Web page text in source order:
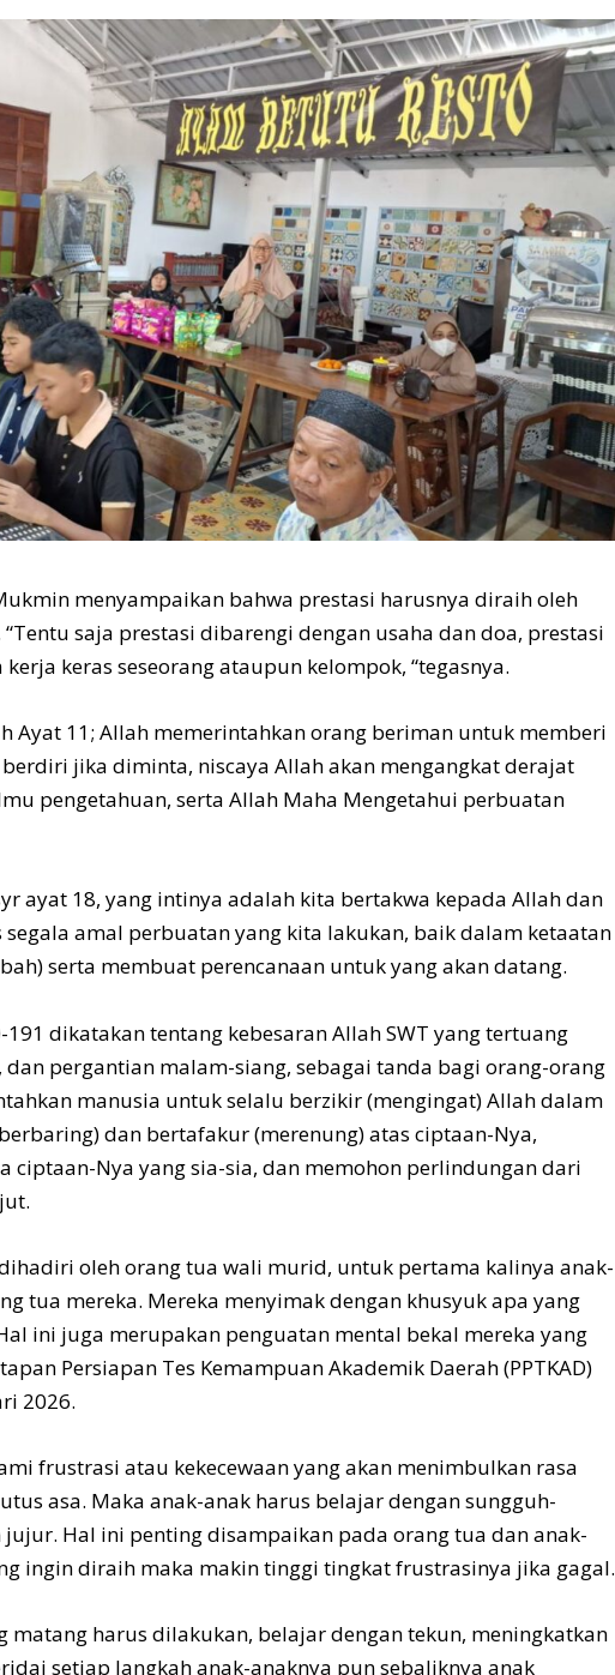
menyampaikan bahwa prestasi harusnya diraih oleh
saja prestasi dibarengi dengan usaha dan doa, prestasi
keras seseorang ataupun kelompok, “tegasnya.
Ayat 11; Allah memerintahkan orang beriman untuk memberi
jika diminta, niscaya Allah akan mengangkat derajat
pengetahuan, serta Allah Maha Mengetahui perbuatan
ayat 18, yang intinya adalah kita bertakwa kepada Allah dan
amal perbuatan yang kita lakukan, baik dalam ketaatan
serta membuat perencanaan untuk yang akan datang.
dikatakan tentang kebesaran Allah SWT yang tertuang
pergantian malam-siang, sebagai tanda bagi orang-orang
manusia untuk selalu berzikir (mengingat) Allah dalam
dan bertafakur (merenung) atas ciptaan-Nya,
ciptaan-Nya yang sia-sia, dan memohon perlindungan dari
oleh orang tua wali murid, untuk pertama kalinya anak-
tua mereka. Mereka menyimak dengan khusyuk apa yang
ini juga merupakan penguatan mental bekal mereka yang
Persiapan Tes Kemampuan Akademik Daerah (PPTKAD)
2026.
frustrasi atau kekecewaan yang akan menimbulkan rasa
asa. Maka anak-anak harus belajar dengan sungguh-
Hal ini penting disampaikan pada orang tua dan anak-
ingin diraih maka makin tinggi tingkat frustrasinya jika gagal.
matang harus dilakukan, belajar dengan tekun, meningkatkan
setiap langkah anak-anaknya pun sebaliknya anak